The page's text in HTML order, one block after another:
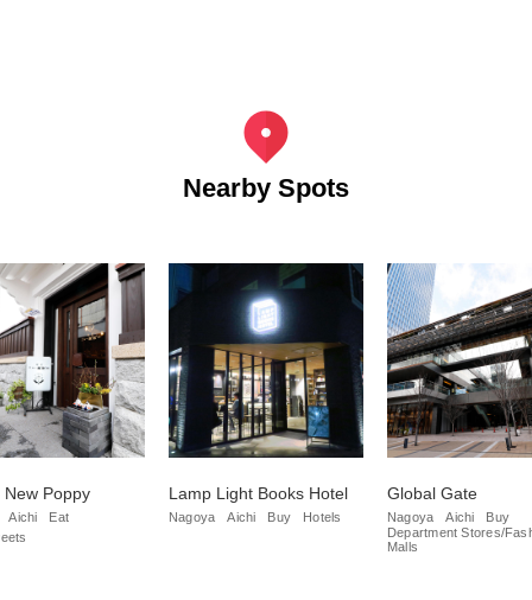
Nearby Spots
New Poppy
Aichi
Eat
Lamp Light Books Hotel
Nagoya Aichi Buy Hotels
Global Gate
Nagoya Aichi
Buy
Department Stores/
Malls